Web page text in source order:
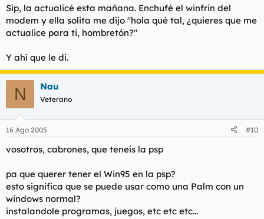
Sip, la actualicé esta mañana. Enchufé el winfrin del
modem y ella solita me dijo "hola qué tal, ¿quieres que me
actualice para ti, hombretón?"
Y ahí que le di.
N Nau
Veterano
16 Ago 2005 #10
vosotros, cabrones, que teneis la psp
pa que querer tener el Win95 en la psp?
esto significa que se puede usar como una Palm con un
windows normal?
instalandole programas, juegos, etc etc etc...